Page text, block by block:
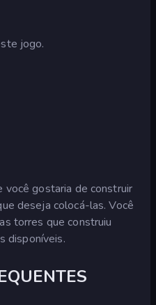
jogo.
gostaria de construir
deseja colocá-las. Você
torres que construiu
disponíveis.